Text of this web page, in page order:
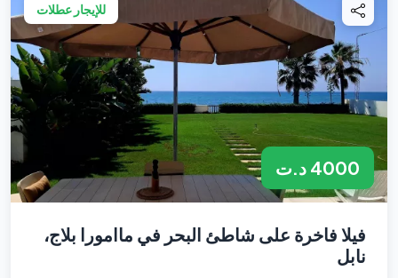
للإيجار عطلات
4000 د.ت
فيلا فاخرة على شاطئ البحر في ماامورا بلاج،
نابل